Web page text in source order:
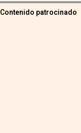
Contenido patrocinado